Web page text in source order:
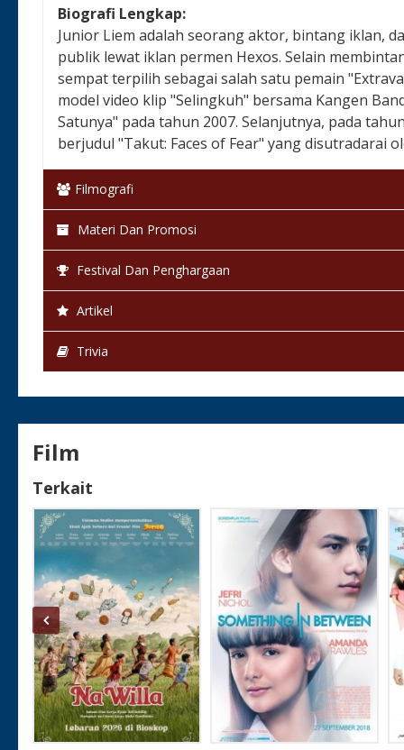
Biografi Lengkap:
Junior Liem adalah seorang aktor, bintang iklan,
publik lewat iklan permen Hexos. Selain
sempat terpilih sebagai salah satu pemain
model video klip "Selingkuh" bersama Kangen
Satunya" pada tahun 2007. Selanjutnya, pada
berjudul "Takut: Faces of Fear" yang disutradarai
Filmografi
Materi Dan Promosi
Festival Dan Penghargaan
Artikel
Trivia
Film
Terkait